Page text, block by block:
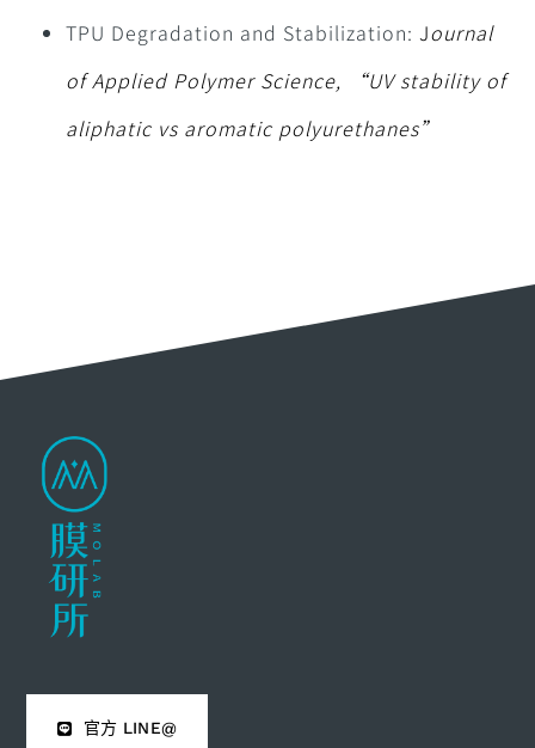
TPU Degradation and Stabilization: Journal
of Applied Polymer Science, “UV stability of
aliphatic vs aromatic polyurethanes”
官方 LINE@